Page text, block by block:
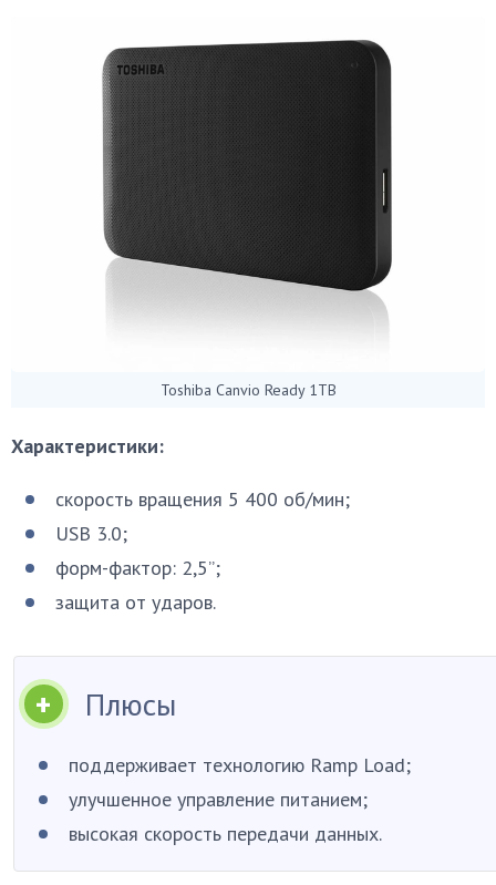
Toshiba Canvio Ready 1TB
Характеристики:
скорость вращения 5 400 об/мин;
USB 3.0;
форм-фактор: 2,5”;
защита от ударов.
Плюсы
поддерживает технологию Ramp Load;
улучшенное управление питанием;
высокая скорость передачи данных.